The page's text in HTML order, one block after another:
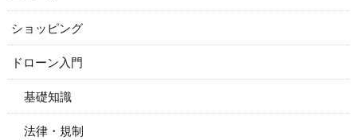
ショッピング
ドローン入門
基礎知識
法律・規制